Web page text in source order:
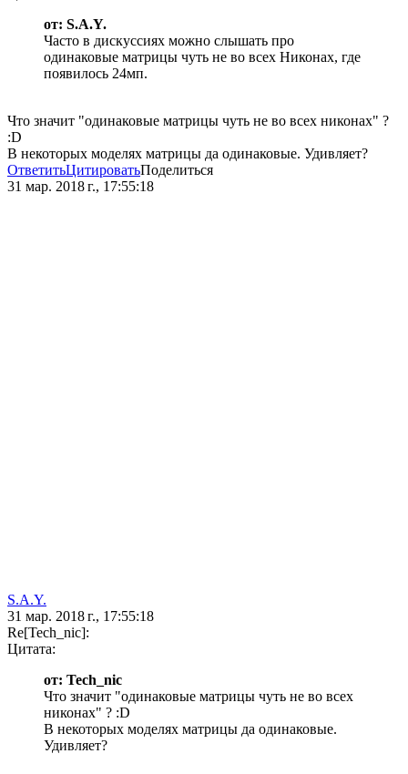
от: S.A.Y.
Часто в дискуссиях можно слышать про
одинаковые матрицы чуть не во всех Никонах, где
появилось 24мп.
Что значит "одинаковые матрицы чуть не во всех никонах" ?
:D
В некоторых моделях матрицы да одинаковые. Удивляет?
ОтветитьЦитироватьПоделиться
31 мар. 2018 г., 17:55:18
S.A.Y.
31 мар. 2018 г., 17:55:18
Re[Tech_nic]:
Цитата:
от: Tech_nic
Что значит "одинаковые матрицы чуть не во всех
никонах" ? :D
В некоторых моделях матрицы да одинаковые.
Удивляет?